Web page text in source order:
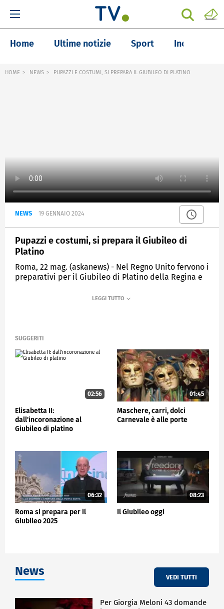
Home Ultime notizie Sport Inchieste
HOME NEWS PUPAZZI E COSTUMI, SI PREPARA IL GIUBILEO DI PLATINO
NEWS 19 GENNAIO 2024
Pupazzi e costumi, si prepara il Giubileo di
Platino
Roma, 22 mag. (askanews) - Nel Regno Unito fervono i
preparativi per il Giubileo di Platino della Regina e
costumi e i pupazzi che parteciperanno alla grande
ESTERI
SUGGERITI
02:56
Elisabetta II:
dall'incoronazione al
Giubileo di platino
01:45
Maschere, carri, dolci
Carnevale è alle porte
06:32
Roma si prepara per il
Giubileo 2025
08:23
Il Giubileo oggi
News VEDI TUTTI
Per Giorgia Meloni 43 domande